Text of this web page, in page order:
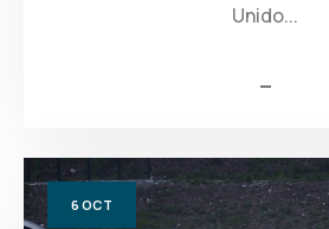
Unido...
6 OCT